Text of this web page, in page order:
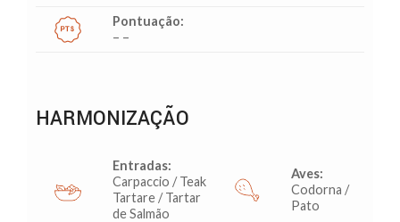
Pontuação:
– –
HARMONIZAÇÃO
Entradas:
Carpaccio / Teak
Tartare / Tartar
de Salmão
Aves:
Codorna /
Pato